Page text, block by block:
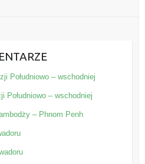
Południowo – wschodniej
Południowo – wschodniej
– Phnom Penh